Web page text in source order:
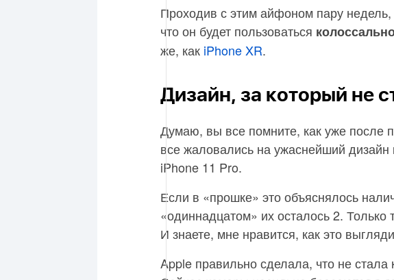
Проходив с этим айфоном пару
что он будет пользоваться
же, как iPhone XR.
Дизайн, за который не
Думаю, вы все помните, как уже после
все жаловались на ужаснейший
iPhone 11 Pro.
Если в «прошке» это объяснялось
«одиннадцатом» их осталось 2.
И знаете, мне нравится, как это
Apple правильно сделала, что не стала